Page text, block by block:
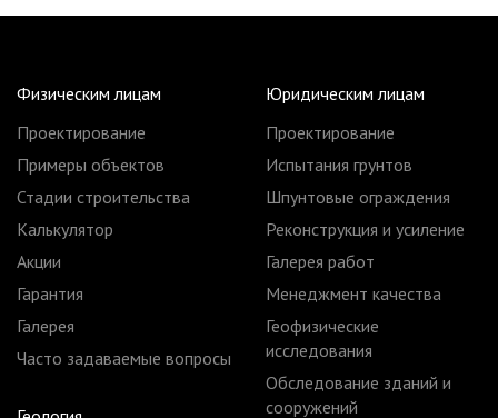
Физическим лицам
Проектирование
Примеры объектов
Стадии строительства
Калькулятор
Акции
Гарантия
Галерея
Часто задаваемые вопросы
Юридическим лицам
Проектирование
Испытания грунтов
Шпунтовые ограждения
Реконструкция и усиление
Галерея работ
Менеджмент качества
Геофизические
исследования
Обследование зданий и
сооружений